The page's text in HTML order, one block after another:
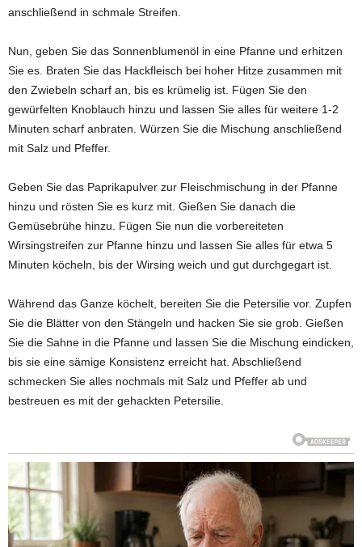
anschließend in schmale Streifen.
Nun, geben Sie das Sonnenblumenöl in eine Pfanne und erhitzen
Sie es. Braten Sie das Hackfleisch bei hoher Hitze zusammen mit
den Zwiebeln scharf an, bis es krümelig ist. Fügen Sie den
gewürfelten Knoblauch hinzu und lassen Sie alles für weitere 1-2
Minuten scharf anbraten. Würzen Sie die Mischung anschließend
mit Salz und Pfeffer.
Geben Sie das Paprikapulver zur Fleischmischung in der Pfanne
hinzu und rösten Sie es kurz mit. Gießen Sie danach die
Gemüsebrühe hinzu. Fügen Sie nun die vorbereiteten
Wirsingstreifen zur Pfanne hinzu und lassen Sie alles für etwa 5
Minuten köcheln, bis der Wirsing weich und gut durchgegart ist.
Während das Ganze köchelt, bereiten Sie die Petersilie vor. Zupfen
Sie die Blätter von den Stängeln und hacken Sie sie grob. Gießen
Sie die Sahne in die Pfanne und lassen Sie die Mischung eindicken,
bis sie eine sämige Konsistenz erreicht hat. Abschließend
schmecken Sie alles nochmals mit Salz und Pfeffer ab und
bestreuen es mit der gehackten Petersilie.